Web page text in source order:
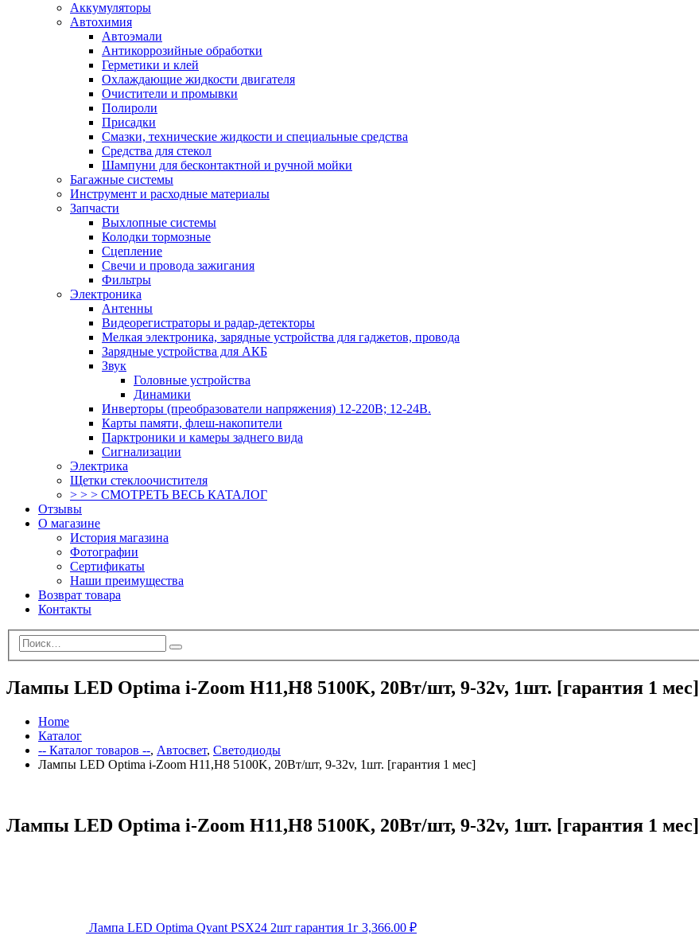
Аккумуляторы
Автохимия
Автоэмали
Антикоррозийные обработки
Герметики и клей
Охлаждающие жидкости двигателя
Очистители и промывки
Полироли
Присадки
Смазки, технические жидкости и специальные средства
Средства для стекол
Шампуни для бесконтактной и ручной мойки
Багажные системы
Инструмент и расходные материалы
Запчасти
Выхлопные системы
Колодки тормозные
Сцепление
Свечи и провода зажигания
Фильтры
Электроника
Антенны
Видеорегистраторы и радар-детекторы
Мелкая электроника, зарядные устройства для гаджетов, провода
Зарядные устройства для АКБ
Звук
Головные устройства
Динамики
Инверторы (преобразователи напряжения) 12-220В; 12-24В.
Карты памяти, флеш-накопители
Парктроники и камеры заднего вида
Сигнализации
Электрика
Щетки стеклоочистителя
> > > СМОТРЕТЬ ВЕСЬ КАТАЛОГ
Отзывы
О магазине
История магазина
Фотографии
Сертификаты
Наши преимущества
Возврат товара
Контакты
Лампы LED Optima i-Zoom H11,H8 5100K, 20Вт/шт, 9-32v, 1шт. [гарантия 1 мес]
Home
Каталог
-- Каталог товаров --, Автосвет, Светодиоды
Лампы LED Optima i-Zoom H11,H8 5100K, 20Вт/шт, 9-32v, 1шт. [гарантия 1 мес]
Лампы LED Optima i-Zoom H11,H8 5100K, 20Вт/шт, 9-32v, 1шт. [гарантия 1 мес]
Лампа LED Optima Qvant PSX24 2шт гарантия 1г 3,366.00 ₽